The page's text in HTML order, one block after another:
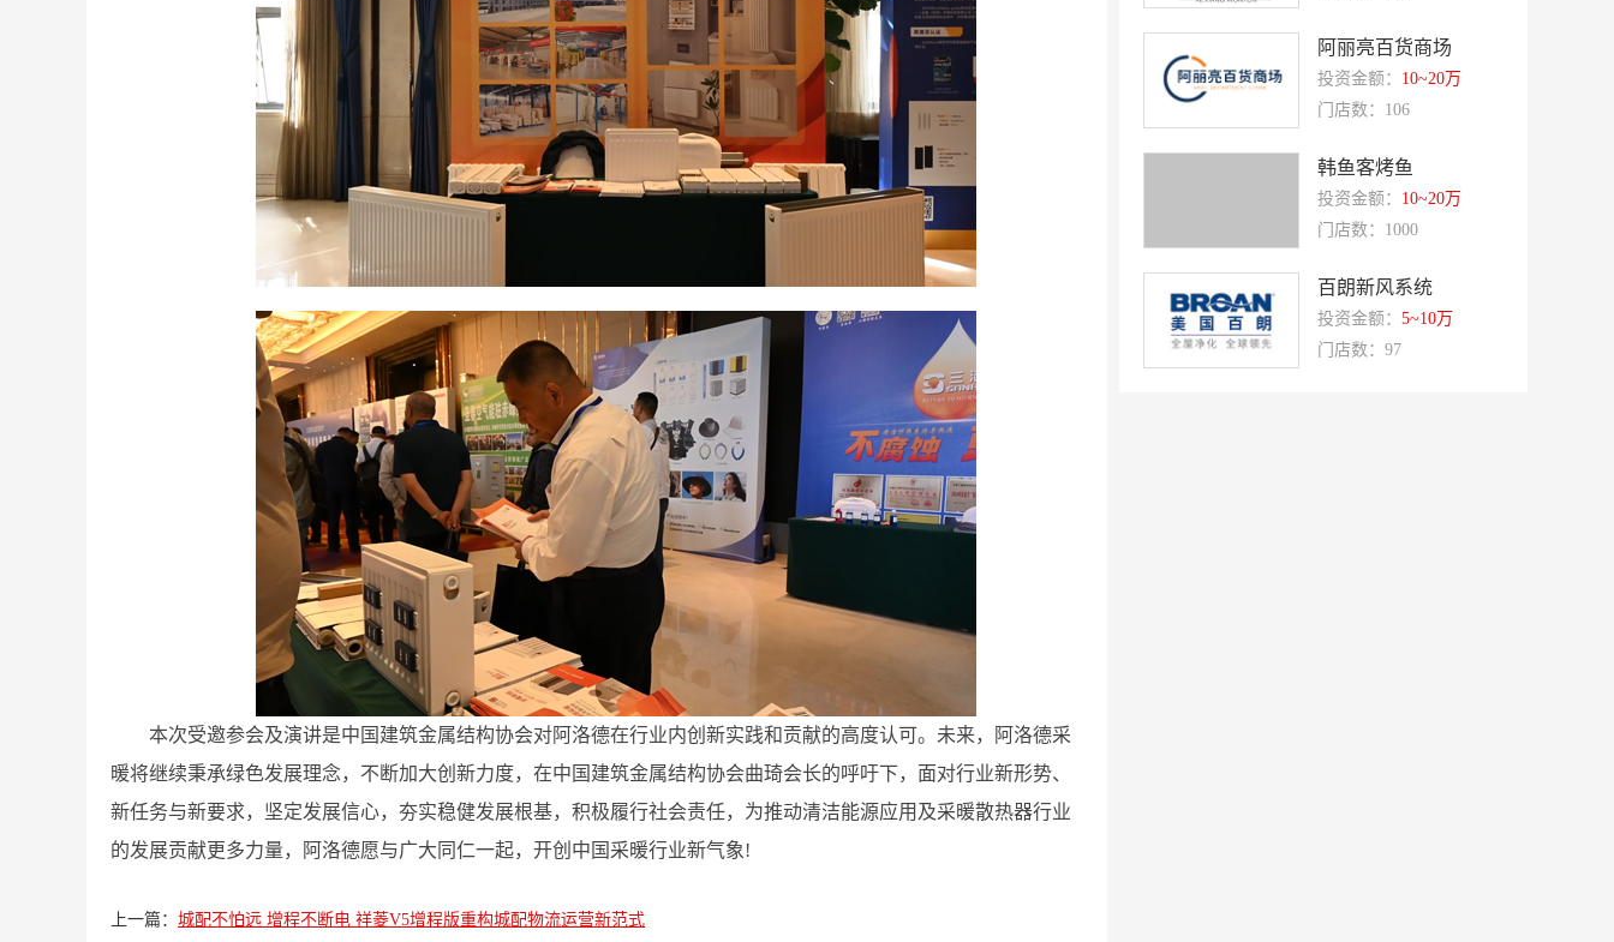
本次受邀参会及演讲是中国建筑金属结构协会对阿洛德在行业内创新实践和贡献的高度认可。未来，阿洛德采
暖将继续秉承绿色发展理念，不断加大创新力度，在中国建筑金属结构协会曲琦会长的呼吁下，面对行业新形势、
新任务与新要求，坚定发展信心，夯实稳健发展根基，积极履行社会责任，为推动清洁能源应用及采暖散热器行业
的发展贡献更多力量，阿洛德愿与广大同仁一起，开创中国采暖行业新气象!
上一篇： 城配不怕远 增程不断电 祥菱V5增程版重构城配物流运营新范式
好零友
相君电子印章 孃孃出川
微爱帮 谷小肥
康蕾
赵俊峰
双虹 十字勋章
洁速雅康 每味煲煲
阿丽亮百货商场
投资金额： 10~20万
门店数：106
韩鱼客烤鱼
投资金额： 10~20万
门店数：1000
百朗新风系统
投资金额： 5~10万
门店数：97